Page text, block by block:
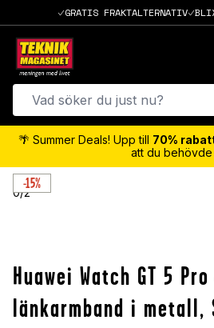
GRATIS FRAKTALTERNATIV
🌴 Summer Deals! Upp till 70%
att du
-15%
0/2
Huawei Watch GT 5
länkarmband i metall,